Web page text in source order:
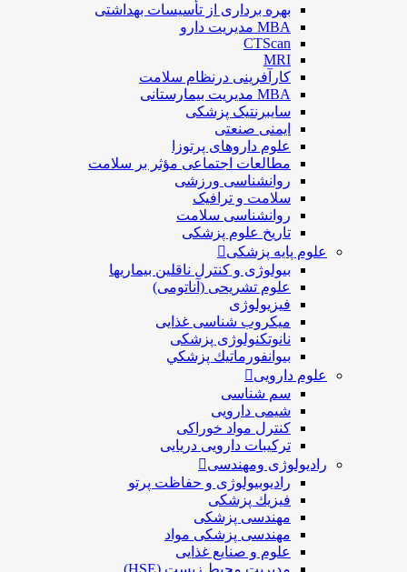
بهره برداری از تأسیسات بهداشتی
MBA مدیریت دارو
CTScan
MRI
کارآفرینی درنظام سلامت
MBA مدیریت بیمارستانی
سایبرنتیک پزشکی
ایمنی صنعتی
علوم داروهای پرتوزا
مطالعات اجتماعی مؤثر بر سلامت
روانشناسی ورزشی
سلامت و ترافیک
روانشناسی سلامت
تاریخ علوم پزشکی
علوم پایه پزشکی
بیولوژی و کنترل ناقلین بیماریها
علوم تشریحی (آناتومی)
فیزیولوژی
ميكروب شناسی غذایی
نانوتکنولوژی پزشکی
بيوانفورماتيك پزشكي
علوم دارویی
سم شناسی
شیمی دارویی
کنترل مواد خوراکی
ترکیبات دارویی دریایی
رادیولوژی ومهندسی
رادیوبیولوژی و حفاظت پرتو
فيزيك پزشکی
مهندسی پزشکی
مهندسی پزشکی مواد
علوم و صنايع غذایی
مدیریت محیط زیست (HSE)